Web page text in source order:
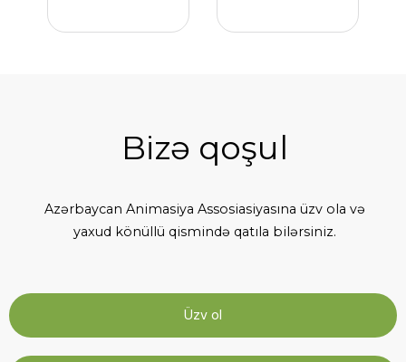
Bizə qoşul
Azərbaycan Animasiya Assosiasiyasına üzv ola və
yaxud könüllü qismində qatıla bilərsiniz.
Üzv ol